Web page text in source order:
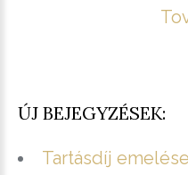
ÚJ BEJEGYZÉSEK:
Tartásdíj